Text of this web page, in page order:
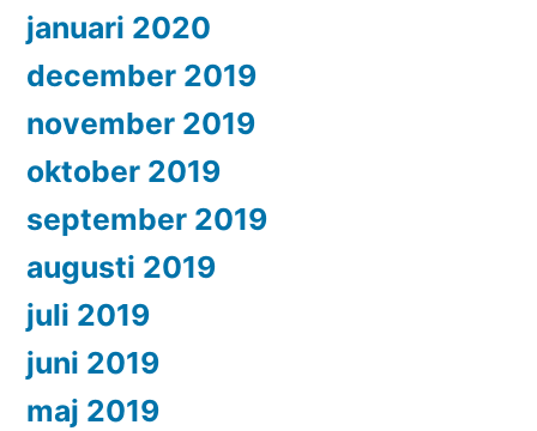
januari 2020
december 2019
november 2019
oktober 2019
september 2019
augusti 2019
juli 2019
juni 2019
maj 2019